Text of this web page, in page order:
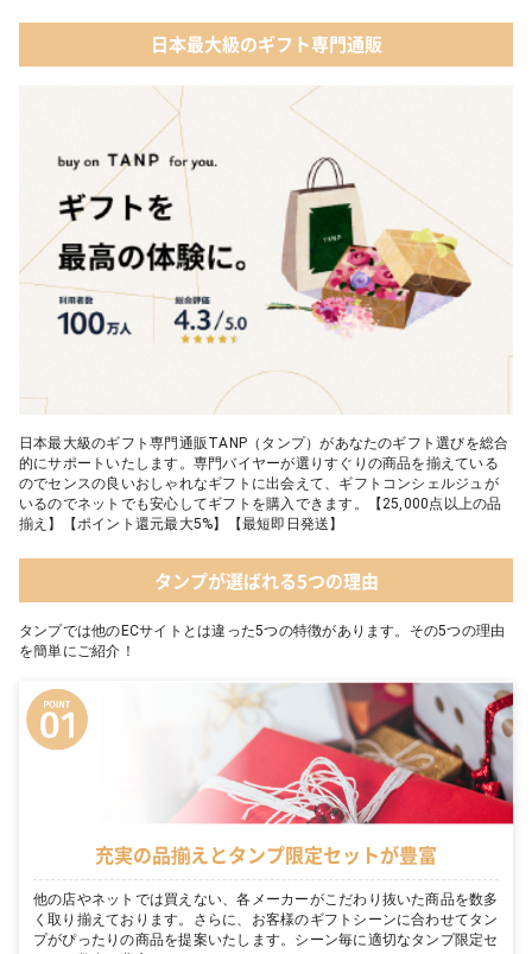
日本最大級のギフト専門通販
日本最大級のギフト専門通販TANP（タンプ）があなたのギフト選びを総合
的にサポートいたします。専門バイヤーが選りすぐりの商品を揃えている
のでセンスの良いおしゃれなギフトに出会えて、ギフトコンシェルジュが
いるのでネットでも安心してギフトを購入できます。【25,000点以上の品
揃え】【ポイント還元最大5%】【最短即日発送】
タンプが選ばれる5つの理由
タンプでは他のECサイトとは違った5つの特徴があります。その5つの理由
を簡単にご紹介！
充実の品揃えとタンプ限定セットが豊富
他の店やネットでは買えない、各メーカーがこだわり抜いた商品を数多
く取り揃えております。さらに、お客様のギフトシーンに合わせてタン
プがぴったりの商品を提案いたします。シーン毎に適切なタンプ限定セ